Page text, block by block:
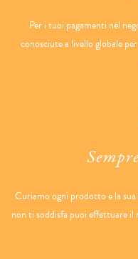
Per i tuoi pagamenti nel
conosciute a livello globale
Curiamo ogni prodotto e la
non ti soddisfa puoi effettuare